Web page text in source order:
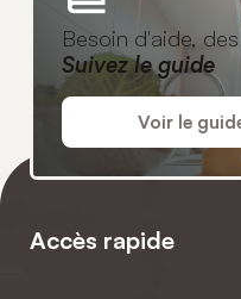
Besoin d'aide,
Suivez le guide
Voir le
Accès rapide